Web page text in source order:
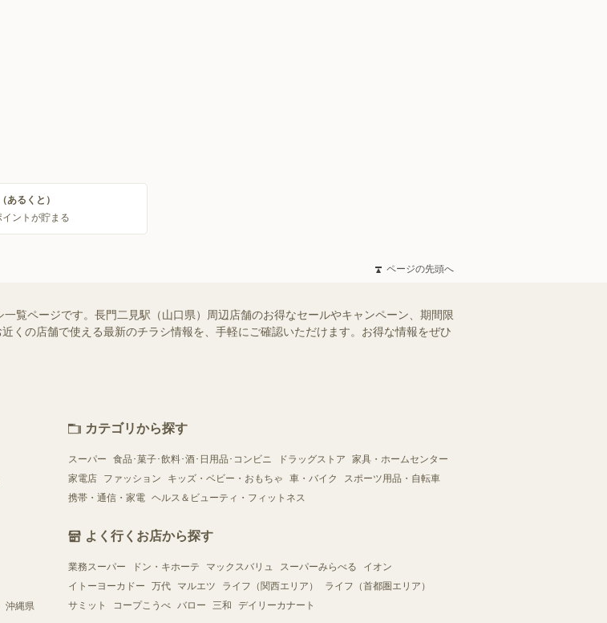
あるくと）
ントが貯まる
ページの先頭へ
覧ページです。長門二見駅（山口県）周辺店舗のお得なセールやキャンペーン、期間限
くの店舗で使える最新のチラシ情報を、手軽にご確認いただけます。お得な情報をぜひ
沖縄県
カテゴリから探す
スーパー 食品･菓子･飲料･酒･日用品･コンビニ ドラッグストア
家具・ホームセンター
家電店
ファッション キッズ・ベビー・おもちゃ 車・バイク
スポーツ用品・自転車
携帯・通信・家電 ヘルス＆ビューティ・フィットネス
よく行くお店から探す
業務スーパー ドン・キホーテ マックスバリュ スーパーみらべる
イオン
イトーヨーカドー
万代 マルエツ ライフ（関西エリア）
ライフ（首都圏エリア）
サミット
コープこうべ バロー 三和 デイリーカナート